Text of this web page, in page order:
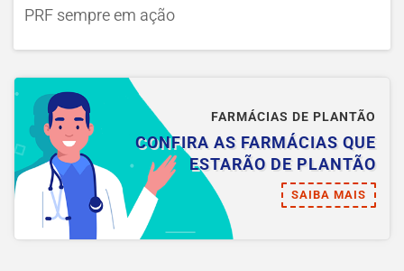
PRF sempre em ação
FARMÁCIAS DE PLANTÃO
CONFIRA AS FARMÁCIAS QUE
ESTARÃO DE PLANTÃO
SAIBA MAIS